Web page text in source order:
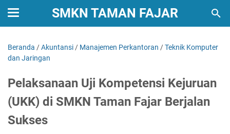
SMKN TAMAN FAJAR
Beranda /Akuntansi / Manajemen Perkantoran /Teknik Komputer
dan Jaringan
Pelaksanaan Uji Kompetensi Kejuruan
(UKK) di SMKN Taman Fajar Berjalan
Sukses